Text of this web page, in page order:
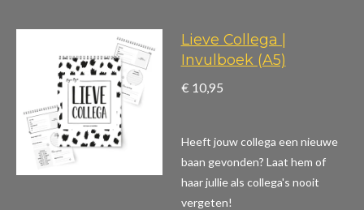
Lieve Collega |
Invulboek (A5)
€ 10,95
Heeft jouw collega een nieuwe
baan gevonden? Laat hem of
haar jullie als collega's nooit
vergeten!